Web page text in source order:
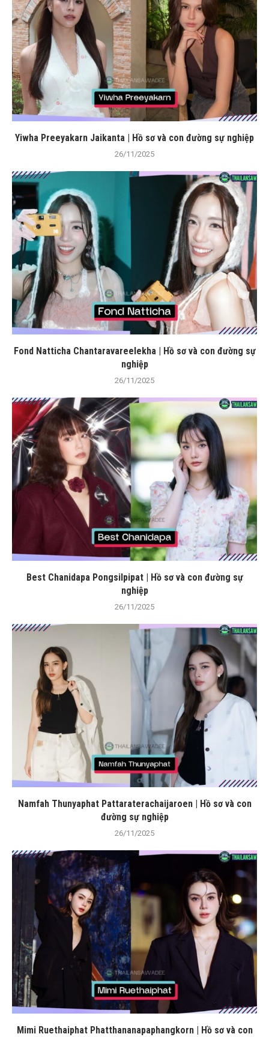
Yiwha Preeyakarn Jaikanta | Hồ sơ và con đường sự nghiệp
26/11/2025
Fond Natticha Chantaravareelekha | Hồ sơ và con đường sự
nghiệp
26/11/2025
Best Chanidapa Pongsilpipat | Hồ sơ và con đường sự
nghiệp
26/11/2025
Namfah Thunyaphat Pattaraterachaijaroen | Hồ sơ và con
đường sự nghiệp
26/11/2025
Mimi Ruethaiphat Phatthananapaphangkorn | Hồ sơ và con